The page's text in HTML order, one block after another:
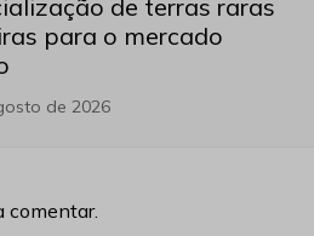
de terras raras
para o mercado
de 2026
comentar.